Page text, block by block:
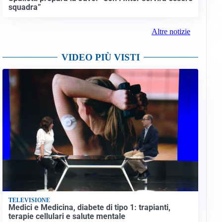
squadra”
Altre notizie
VIDEO PIÙ VISTI
TELEVISIONE
Medici e Medicina, diabete di tipo 1: trapianti,
terapie cellulari e salute mentale